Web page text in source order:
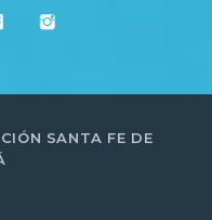
SANTA FE DE